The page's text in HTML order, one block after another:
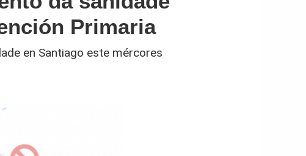
Primaria
en Santiago este mércores